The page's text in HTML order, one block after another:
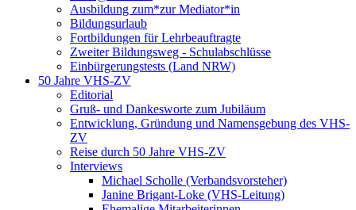
Ausbildung zum*zur Mediator*in
Bildungsurlaub
Fortbildungen für Lehrbeauftragte
Zweiter Bildungsweg - Schulabschlüsse
Einbürgerungstests (Land NRW)
50 Jahre VHS-ZV
Editorial
Gruß- und Dankesworte zum Jubiläum
Entwicklung, Gründung und Namensgebung des VHS-
ZV
Reise durch 50 Jahre VHS-ZV
Interviews
Michael Scholle (Verbandsvorsteher)
Janine Brigant-Loke (VHS-Leitung)